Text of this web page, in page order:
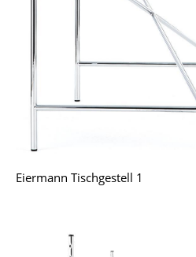
Tabletts
Büroutensilien
Decken
Kissen
Teppiche
... alle Accessoires
Eiermann Tischgestell 1